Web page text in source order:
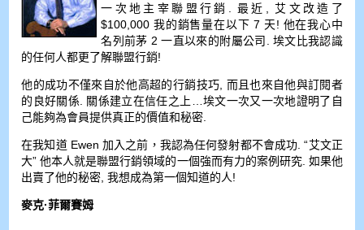
一次地主宰聯盟行銷. 最近, 艾文改造了
$100,000 我的銷售量在以下 7 天! 他在我心中
名列前茅 2 一直以來的附屬公司. 埃文比我認識
的任何人都更了解聯盟行銷!
他的成功不僅來自於他高超的行銷技巧, 而且也來自他與訂閱者
的良好關係. 關係建立在信任之上…埃文一次又一次地證明了自
己能夠為會員提供真正的價值和秘密.
在我知道 Ewen 加入之前，我認為任何發射都不會成功. “艾文正
大” 他本人就是聯盟行銷領域的一個強而有力的案例研究. 如果他
出賣了他的秘密, 我想成為第一個知道的人!
麥克·菲爾賽姆